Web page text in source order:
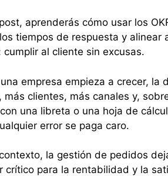
aprenderás cómo usar los
tiempos de respuesta y
cumplir al cliente sin excusas.
empresa empieza a crecer, la
más clientes, más canales y,
una libreta o una hoja de
error se paga caro.
la gestión de pedidos
crítico para la rentabilidad y la